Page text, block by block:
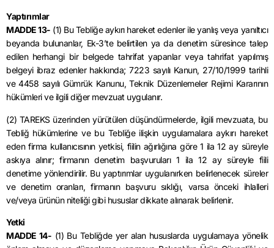
Yaptırımlar
MADDE 13- (1) Bu Tebliğe aykırı hareket edenler ile yanlış veya yanıltıcı
beyanda bulunanlar, Ek-3’te belirtilen ya da denetim süresince talep
edilen herhangi bir belgede tahrifat yapanlar veya tahrifat yapılmış
belgeyi ibraz edenler hakkında; 7223 sayılı Kanun, 27/10/1999 tarihli
ve 4458 sayılı Gümrük Kanunu, Teknik Düzenlemeler Rejimi Kararının
hükümleri ve ilgili diğer mevzuat uygulanır.
(2) TAREKS üzerinden yürütülen düşündürmelerde, ilgili mevzuata, bu
Tebliğ hükümlerine ve bu Tebliğe ilişkin uygulamalara aykırı hareket
eden firma kullanıcısının yetkisi, fiilin ağırlığına göre 1 ila 12 ay süreyle
askıya alınır; firmanın denetim başvuruları 1 ila 12 ay süreyle fiili
denetime yönlendirilir. Bu yaptırımlar uygulanırken belirlenecek süreler
ve denetim oranları, firmanın başvuru sıklığı, varsa önceki ihlalleri
ve/veya ürünün niteliği gibi hususlar dikkate alınarak belirlenir.
Yetki
MADDE 14- (1) Bu Tebliğde yer alan hususlarda uygulamaya yönelik